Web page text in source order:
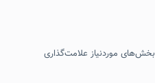
بخش‌های موردنیاز علامت‌گذاری